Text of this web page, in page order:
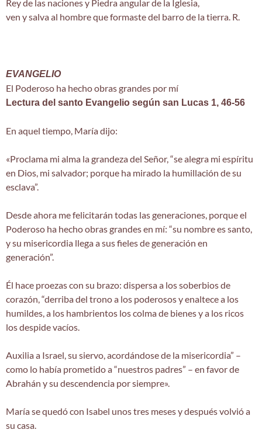
Rey de las naciones y Piedra angular de la Iglesia,
ven y salva al hombre que formaste del barro de la tierra. R.
EVANGELIO
El Poderoso ha hecho obras grandes por mí
Lectura del santo Evangelio según san Lucas 1, 46-56
En aquel tiempo, María dijo:
«Proclama mi alma la grandeza del Señor, “se alegra mi espíritu
en Dios, mi salvador; porque ha mirado la humillación de su
esclava”.
Desde ahora me felicitarán todas las generaciones, porque el
Poderoso ha hecho obras grandes en mí: “su nombre es santo,
y su misericordia llega a sus fieles de generación en
generación”.
Él hace proezas con su brazo: dispersa a los soberbios de
corazón, “derriba del trono a los poderosos y enaltece a los
humildes, a los hambrientos los colma de bienes y a los ricos
los despide vacíos.
Auxilia a Israel, su siervo, acordándose de la misericordia” –
como lo había prometido a “nuestros padres” – en favor de
Abrahán y su descendencia por siempre».
María se quedó con Isabel unos tres meses y después volvió a
su casa.